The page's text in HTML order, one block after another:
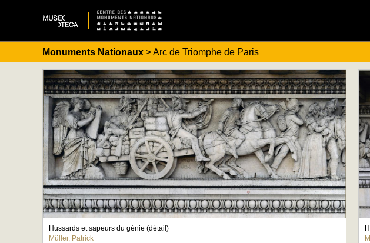
Monuments Nationaux > Arc de Triomphe de Paris
Hussards et sapeurs du génie (détail)
Müller, Patrick